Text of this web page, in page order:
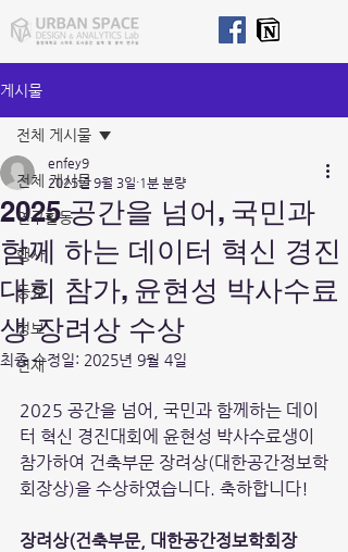
게시물
전체 게시물
연구활동
행사
동정
정보
연재
전체 게시물
2025 공간을 넘어, 국민과
함께 하는 데이터 혁신 경진
대회 참가, 윤현성 박사수료
생 장려상 수상
enfey9
2025년 9월 3일 1분 분량
최종 수정일: 2025년 9월 4일
2025 공간을 넘어, 국민과 함께하는 데이
터 혁신 경진대회에 윤현성 박사수료생이
참가하여 건축부문 장려상(대한공간정보학
회장상)을 수상하였습니다. 축하합니다!
장려상(건축부문, 대한공간정보학회장